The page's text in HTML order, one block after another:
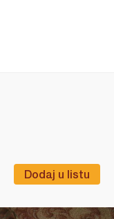
Dodaj u listu